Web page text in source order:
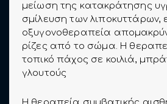
μείωση της κατακράτησης
σμίλευση των λιποκυττάρων,
οξυγονοθεραπεία
ρίζες από το σώμα. Η
τοπικό πάχος σε κοιλιά,
γλουτούς